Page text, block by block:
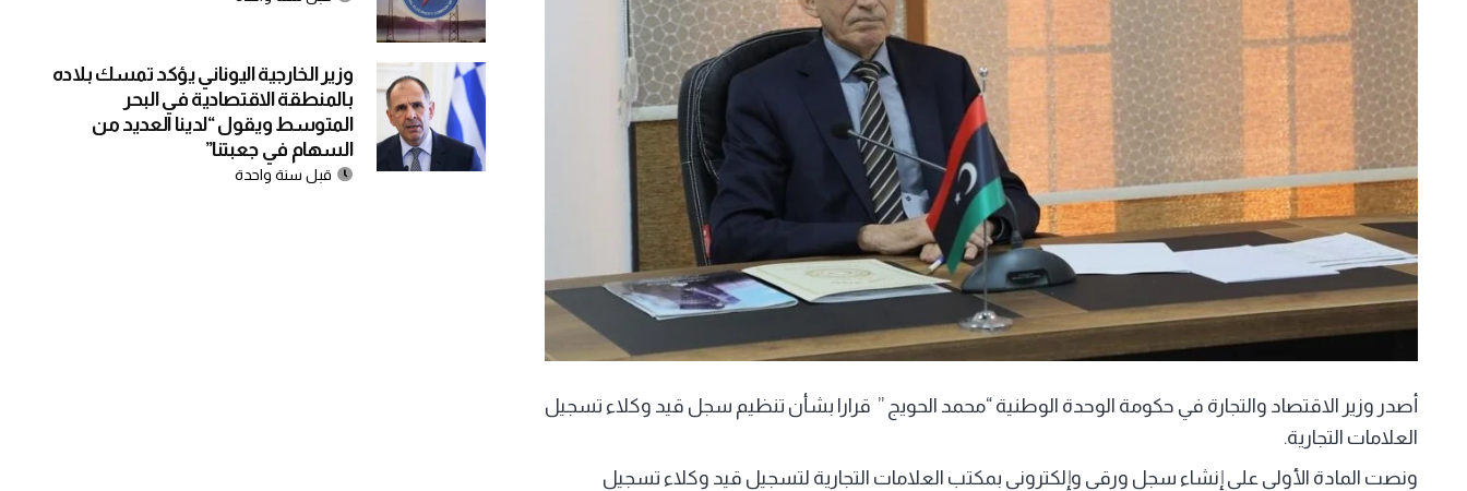
أصدر وزير الاقتصاد والتجارة في حكومة الوحدة الوطنية “محمد الحويج ” قرارا بشأن تنظيم سجل قيد وكلاء تسجيل
العلامات التجارية.
ونصت المادة الأولى على إنشاء سجل ورقي وإلكتروني بمكتب العلامات التجارية لتسجيل قيد وكلاء تسجيل
وزير الخارجية اليوناني يؤكد تمسك بلاده
بالمنطقة الاقتصادية في البحر
المتوسط ويقول “لدينا العديد من
السهام في جعبتنا”
قبل سنة واحدة